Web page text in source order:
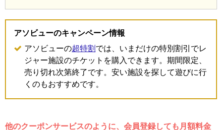
アソビューのキャンペーン情報
アソビューの超特割 では、いまだけの特別割引でレ
ジャー施設のチケットを購入できます。期間限定、
売り切れ次第終了です。安い施設を探して遊びに行
くのもおすすめです。
他のクーポンサービスのように、会員登録しても月額料金